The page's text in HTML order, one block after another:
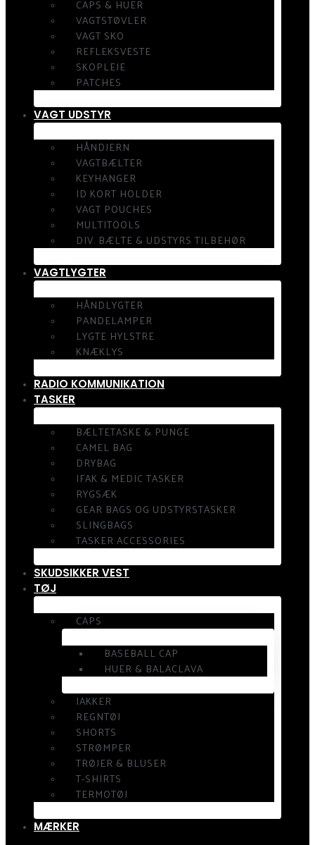
CAPS & HUER
VAGTSTØVLER
VAGT SKO
REFLEKSVESTE
SKOPLEJE
PATCHES
VAGT UDSTYR
HÅNDJERN
VAGTBÆLTER
KEYHANGER
ID KORT HOLDER
VAGT POUCHES
MULTITOOLS
DIV. BÆLTE & UDSTYRS TILBEHØR
VAGTLYGTER
HÅNDLYGTER
PANDELAMPER
LYGTE HYLSTRE
KNÆKLYS
RADIO KOMMUNIKATION
TASKER
BÆLTETASKE & PUNGE
CAMEL BAG
DRYBAG
IFAK & MEDIC TASKER
RYGSÆK
GEAR BAGS OG UDSTYRSTASKER
SLINGBAGS
TASKER ACCESSORIES
SKUDSIKKER VEST
TØJ
CAPS
BASEBALL CAP
HUER & BALACLAVA
JAKKER
REGNTØJ
SHORTS
STRØMPER
TRØJER & BLUSER
T-SHIRTS
TERMOTØJ
MÆRKER